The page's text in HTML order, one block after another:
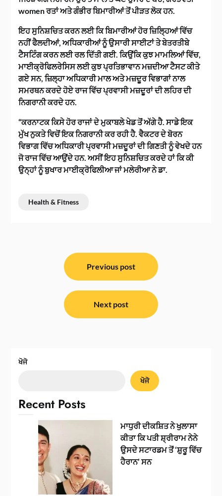
women ਰਤਾਂ ਅਤੇ ਗੰਭੀਰ ਬਿਮਾਰੀਆਂ ਤੋਂ ਪੀੜਤ ਲੋਕ ਹਨ.
ਇਹ ਸੁਨਿਸ਼ਚਿਤ ਕਰਨ ਲਈ ਕਿ ਬਿਮਾਰੀਆਂ ਹੋਰ ਜ਼ਿਲ੍ਹਿਆਂ ਵਿੱਚ
ਨਹੀਂ ਫੈਲਦੀਆਂ, ਅਧਿਕਾਰੀਆਂ ਨੂੰ ਉਸਾਰੀ ਸਾਈਟਾਂ ਤੇ ਬੇਤਰਤੀਬੇ
ਟੈਸਟਿੰਗ ਕਰਨ ਲਈ ਰਲ ਦਿੱਤੀ ਗਈ. ਕਿਉਂਕਿ ਕੁਝ ਮਾਮਲਿਆਂ ਵਿੱਚ,
ਮਾਈਕ੍ਰੋਫਿਲਰੇਸਿਸ ਲਈ ਕੁਝ ਪ੍ਰਤਿਭਾਵਾਨ ਮਜ਼ਦੀਆ ਟੈਸਟ ਕੀਤੇ
ਗਏ ਸਨ, ਜ਼ਿਲ੍ਹਾ ਅਧਿਕਾਰੀ ਮਾਲ ਅਤੇ ਮਜ਼ਦੂਰ ਵਿਭਾਗਾਂ ਨਾਲ
ਸਮਰਥਨ ਕਰਦੇ ਹੋਏ ਰਾਜ ਵਿੱਚ ਪ੍ਰਵਾਸੀ ਮਜ਼ਦੂਰਾਂ ਦੀ ਲਹਿਰ ਦੀ
ਨਿਗਰਾਨੀ ਕਰਦੇ ਹਨ.
“ਕਰਨਾਟਕ ਕਿਸੇ ਹੋਰ ਰਾਜਾਂ ਦੇ ਮੁਕਾਬਲੇ ਖੇਡ ਤੋਂ ਅੱਗੇ ਹੈ. ਸਾਡੇ ਇਕ
ਮੁੱਖ ਨੁਕਤੇ ਵਿਚੋਂ ਇਕ ਨਿਗਰਾਨੀ ਕਰ ਰਹੀ ਹੈ. ਵੈਕਟਰ ਦੇ ਬੋਰਨ
ਵਿਭਾਗ ਵਿੱਚ ਅਧਿਕਾਰੀ ਪ੍ਰਵਾਸੀ ਮਜ਼ਦੂਰਾਂ ਦੀ ਗਿਣਤੀ ਨੂੰ ਵੇਖਦੇ ਹਨ
ਜੋ ਰਾਜ ਵਿੱਚ ਆਉਂਦੇ ਹਨ. ਅਸੀਂ ਇਹ ਸੁਨਿਸ਼ਚਿਤ ਕਰਦੇ ਹਾਂ ਕਿ ਕੀ
ਉਨ੍ਹਾਂ ਨੂੰ ਬੁਖਾਰ ਮਾਈਕ੍ਰੋਫਿਲੀਆ ਜਾਂ ਮਲੇਰੀਆ ਨੇ ਡਾ.
Health & Fitness
Previous post
Next post
ਖੋਜੋ
ਖੋਜੋ
Recent Posts
ਮਾਧੁਰੀ ਦੀਕਸ਼ਿਤ ਨੇ ਖੁਲਾਸਾ
ਕੀਤਾ ਕਿ ਪਤੀ ਸ਼੍ਰੀਰਾਮ ਨੇਨੇ
ਉਸਦੇ ਸਟਾਰਡਮ ਤੋਂ ‘ਸ਼ੁਰੂ ਵਿੱਚ
ਹੈਰਾਨ’ ਸਨ